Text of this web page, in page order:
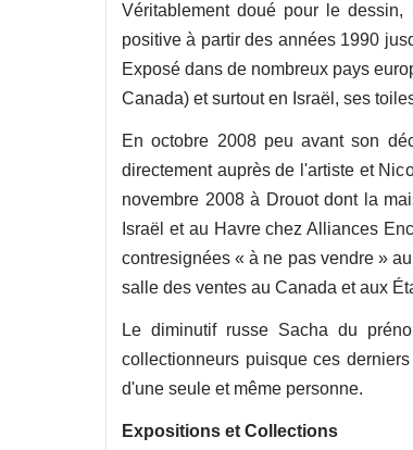
Véritablement doué pour le
positive à partir des années 1990
Exposé dans de nombreux pays
Canada) et surtout en Israël, ses
En octobre 2008 peu avant son
directement auprès de l'artiste et
novembre 2008 à Drouot dont la
Israël et au Havre chez Alliances
contresignées « à ne pas vendre »
salle des ventes au Canada et aux
Le diminutif russe Sacha du
collectionneurs puisque ces
d'une seule et même personne.
Expositions et Collections